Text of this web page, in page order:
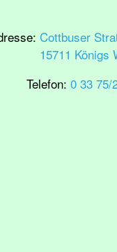
Cottbuser
15711 Königs
Telefon: 0 33 75/